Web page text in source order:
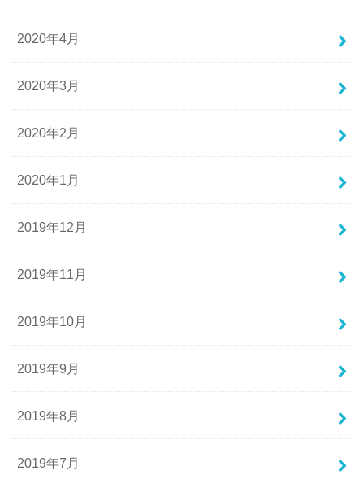
2020年4月
2020年3月
2020年2月
2020年1月
2019年12月
2019年11月
2019年10月
2019年9月
2019年8月
2019年7月